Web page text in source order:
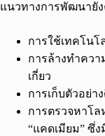
แนวทางการพัฒนายั
การใช้เทคโนโ
การล้างทำควา
เกี่ยว
การเก็บตัวอย่า
การตรวจหาโ
“แคดเมียม” ซึ่